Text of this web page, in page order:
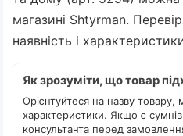
магазині Shtyrman.
наявність і
Як зрозуміти, що товар
Орієнтуйтеся на назву
характеристики. Якщо є
консультанта перед